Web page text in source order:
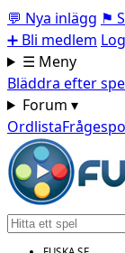
💬 Nya inlägg ⚑
➕ Bli medlem
☰ Meny
Bläddra efter
Forum ▾
Ordlista